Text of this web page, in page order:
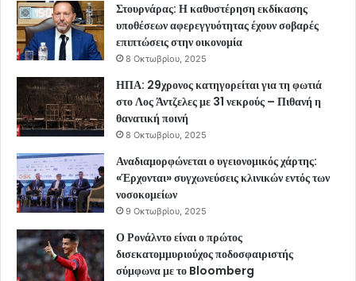
Στουρνάρας: Η καθυστέρηση εκδίκασης
υποθέσεων αφερεγγυότητας έχουν σοβαρές
επιπτώσεις στην οικονομία
8 Οκτωβρίου, 2025
ΗΠΑ: 29χρονος κατηγορείται για τη φωτιά
στο Λος Άντζελες με 31 νεκρούς – Πιθανή η
θανατική ποινή
8 Οκτωβρίου, 2025
Αναδιαμορφώνεται ο υγειονομικός χάρτης:
«Έρχονται» συγχωνεύσεις κλινικών εντός των
νοσοκομείων
9 Οκτωβρίου, 2025
Ο Ρονάλντο είναι ο πρώτος
δισεκατομμυριούχος ποδοσφαιριστής
σύμφωνα με το Bloomberg